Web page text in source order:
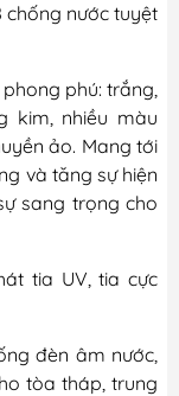
chống nước tuyệt
phú: trắng,
kim, nhiều màu
ảo. Mang tới
và tăng sự hiện
sang trọng cho
tia UV, tia cực
đèn âm nước,
tòa tháp, trung